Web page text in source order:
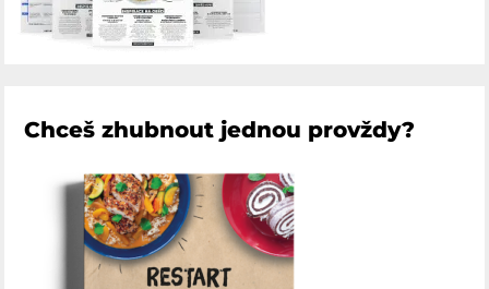
Chceš zhubnout jednou provždy?